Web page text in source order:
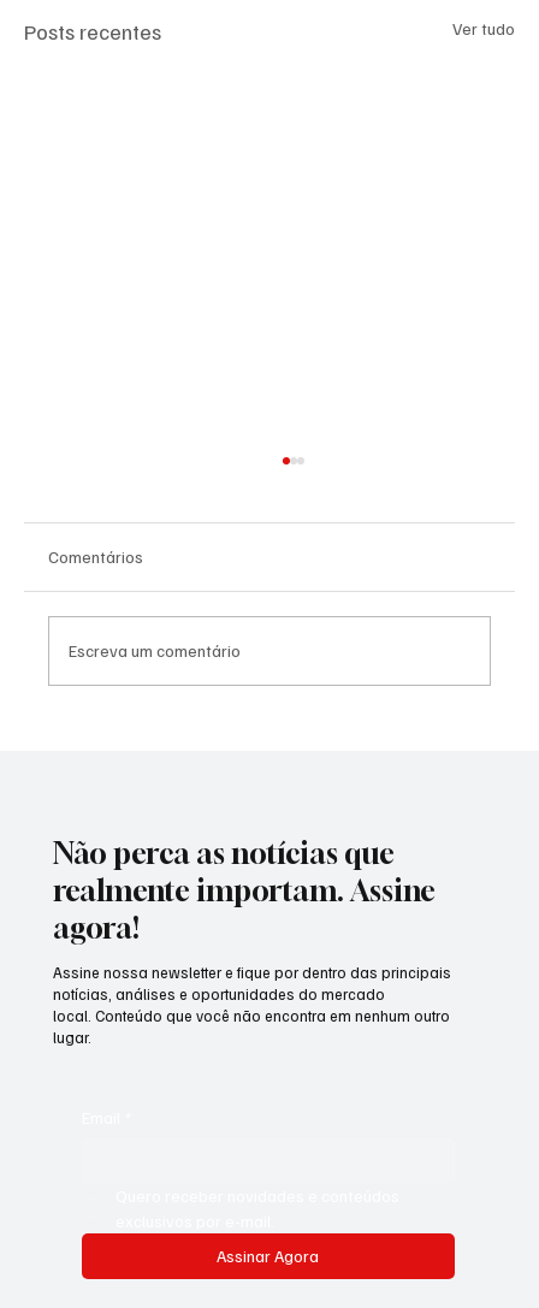
Posts recentes Ver tudo
Comentários
Escreva um comentário
Não perca as notícias que
realmente importam. Assine
agora!
Assinar Agora
Assine nossa newsletter e fique por dentro das principais
notícias, análises e oportunidades do mercado
local. Conteúdo que você não encontra em nenhum outro
lugar.